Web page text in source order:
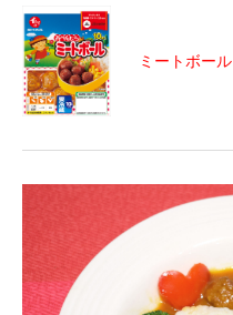
ミートボール